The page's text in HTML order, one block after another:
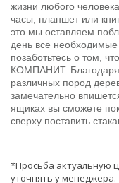
жизни любого
часы, планшет или
это мы оставляем
день все
позаботьтесь о том,
КОМПАНИТ. Благодаря
различных пород
замечательно
ящиках вы сможете
сверху поставить
*Просьба актуальную
уточнять у менеджера.